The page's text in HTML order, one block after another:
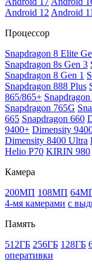
Android 12 Android 11
Процессор
Snapdragon 8 Elite
Snapdragon 8s Gen 3
Snapdragon 8 Gen 1
Snapdragon 888 Plus
865/865+
Snapdragon 765G
665 Snapdragon 660
9400+ Dimensity
Dimensity 8400 Ultra
Helio P70 KIRIN 980
Камера
200МП 108МП
4-мя камерами с
Память
512ГБ 256ГБ 128ГБ
оперативки